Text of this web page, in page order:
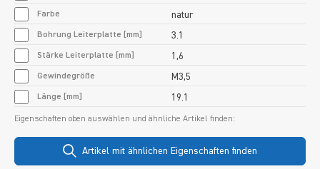
Farbe natur
Bohrung Leiterplatte [mm] 3.1
Stärke Leiterplatte [mm] 1,6
Gewindegröße M3,5
Länge [mm] 19.1
Eigenschaften oben auswählen und ähnliche Artikel finden:
Artikel mit ähnlichen Eigenschaften finden